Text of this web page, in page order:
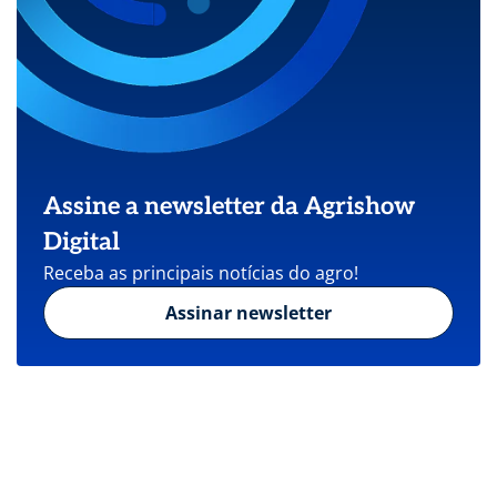
Assine a newsletter da Agrishow
Digital
Receba as principais notícias do agro!
Assinar newsletter